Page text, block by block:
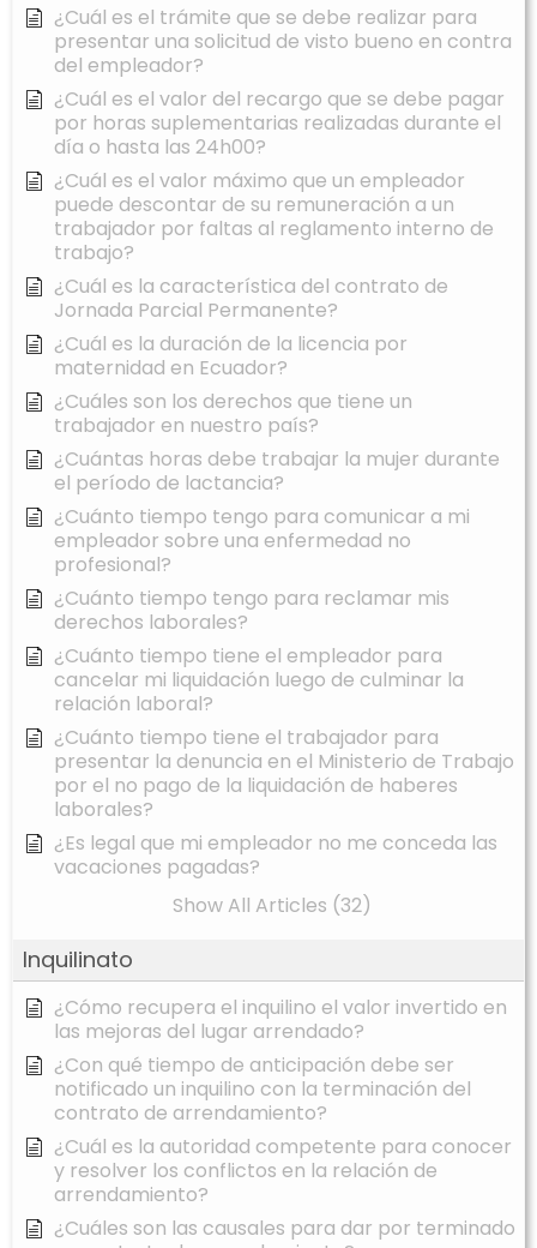
¿Cuál es el trámite que se debe realizar para
presentar una solicitud de visto bueno en contra
del empleador?
¿Cuál es el valor del recargo que se debe pagar
por horas suplementarias realizadas durante el
día o hasta las 24h00?
¿Cuál es el valor máximo que un empleador
puede descontar de su remuneración a un
trabajador por faltas al reglamento interno de
trabajo?
¿Cuál es la característica del contrato de
Jornada Parcial Permanente?
¿Cuál es la duración de la licencia por
maternidad en Ecuador?
¿Cuáles son los derechos que tiene un
trabajador en nuestro país?
¿Cuántas horas debe trabajar la mujer durante
el período de lactancia?
¿Cuánto tiempo tengo para comunicar a mi
empleador sobre una enfermedad no
profesional?
¿Cuánto tiempo tengo para reclamar mis
derechos laborales?
¿Cuánto tiempo tiene el empleador para
cancelar mi liquidación luego de culminar la
relación laboral?
¿Cuánto tiempo tiene el trabajador para
presentar la denuncia en el Ministerio de Trabajo
por el no pago de la liquidación de haberes
laborales?
¿Es legal que mi empleador no me conceda las
vacaciones pagadas?
Show All Articles (32)
Inquilinato
¿Cómo recupera el inquilino el valor invertido en
las mejoras del lugar arrendado?
¿Con qué tiempo de anticipación debe ser
notificado un inquilino con la terminación del
contrato de arrendamiento?
¿Cuál es la autoridad competente para conocer
y resolver los conflictos en la relación de
arrendamiento?
¿Cuáles son las causales para dar por terminado